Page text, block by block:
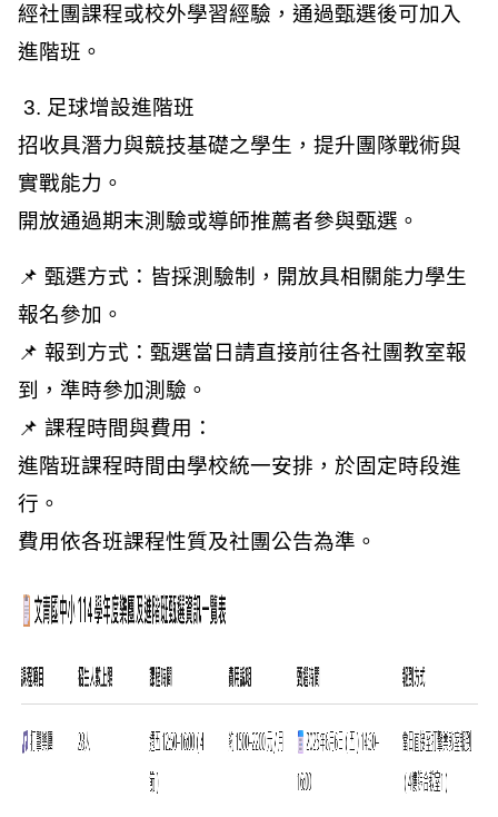
經社團課程或校外學習經驗，通過甄選後可加入
進階班。
3. 足球增設進階班
招收具潛力與競技基礎之學生，提升團隊戰術與
實戰能力。
開放通過期末測驗或導師推薦者參與甄選。
📌 甄選方式：皆採測驗制，開放具相關能力學生
報名參加。
📌 報到方式：甄選當日請直接前往各社團教室報
到，準時參加測驗。
📌 課程時間與費用：
進階班課程時間由學校統一安排，於固定時段進
行。
費用依各班課程性質及社團公告為準。